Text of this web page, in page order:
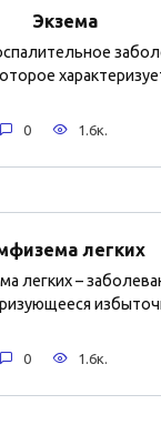
Экзема
0 1.6к.
легких
легких –
0 1.6к.